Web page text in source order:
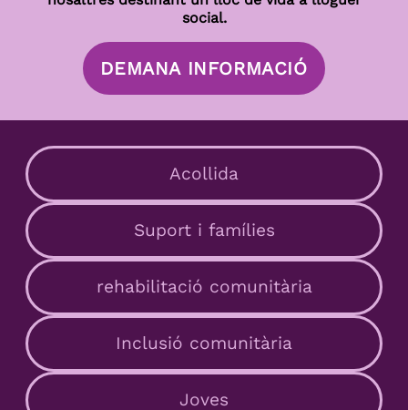
social.
DEMANA INFORMACIÓ
Acollida
Suport i famílies
rehabilitació comunitària
Inclusió comunitària
Joves